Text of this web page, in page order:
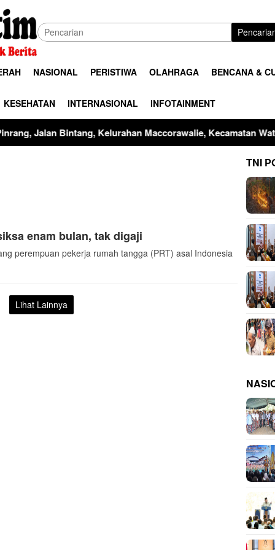
NASIONAL PERISTIWA OLAHRAGA BENCANA &
KESEHATAN INTERNASIONAL INFOTAINMENT
(7/8/2026).‎‎Upacara yang
enam bulan, tak digaji
perempuan pekerja rumah tangga (PRT) asal Indonesia
Lihat Lainnya
TNI